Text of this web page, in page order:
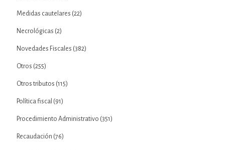
Medidas cautelares (22)
Necrológicas (2)
Novedades Fiscales (382)
Otros (255)
Otros tributos (115)
Política fiscal (91)
Procedimiento Administrativo (351)
Recaudación (76)